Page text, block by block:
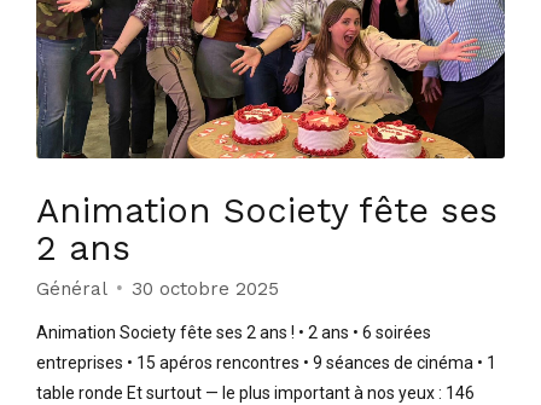
Animation Society fête ses
2 ans
Général 30 octobre 2025
Animation Society fête ses 2 ans ! • 2 ans • 6 soirées
entreprises • 15 apéros rencontres • 9 séances de cinéma • 1
table ronde Et surtout — le plus important à nos yeux : 146